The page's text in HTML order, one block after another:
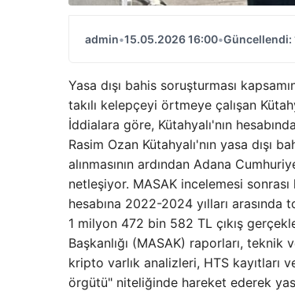
admin•15.05.2026 16:00•Güncellendi:
Yasa dışı bahis soruşturması
takılı kelepçeyi örtmeye çalışan
İddialara göre, Kütahyalı'nın
Rasim Ozan Kütahyalı'nın yasa dışı
alınmasının ardından Adana
netleşiyor. MASAK incelemesi
hesabına 2022-2024 yılları
1 milyon 472 bin 582 TL çıkış
Başkanlığı (MASAK) raporları,
kripto varlık analizleri, HTS
örgütü" niteliğinde hareket ederek